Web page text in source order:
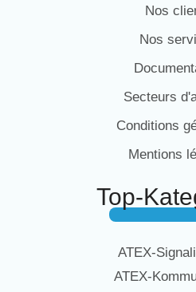
Nos
Nos
Secteurs
Conditions
Mentions
Top-
ATEX-
ATEX-